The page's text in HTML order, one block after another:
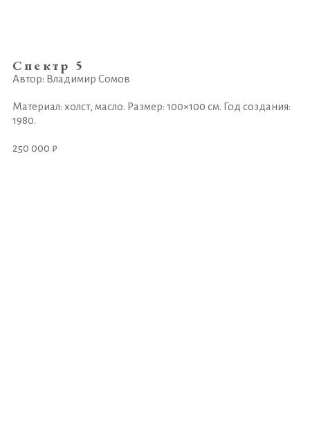
Спектр 5
Автор: Владимир Сомов
Материал: холст, масло. Размер: 100×100 см. Год создания:
1980.
250 000 ₽